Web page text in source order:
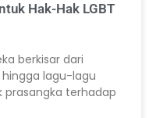
Hak-Hak LGBT
berkisar dari
lagu-lagu
terhadap